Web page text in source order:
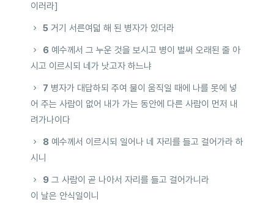
이러라]
5거기 서른여덟 해 된 병자가 있더라
6예수께서 그 누운 것을 보시고 병이 벌써 오래된 줄 아
시고 이르시되 네가 낫고자 하느냐
7 병자가 대답하되 주여 물이 움직일 때에 나를 못에 넣
어 주는 사람이 없어 내가 가는 동안에 다른 사람이 먼저 내
려가나이다
8 예수께서 이르시되 일어나 네 자리를 들고 걸어가라 하
시니
9그 사람이 곧 나아서 자리를 들고 걸어가니라
이 날은 안식일이니